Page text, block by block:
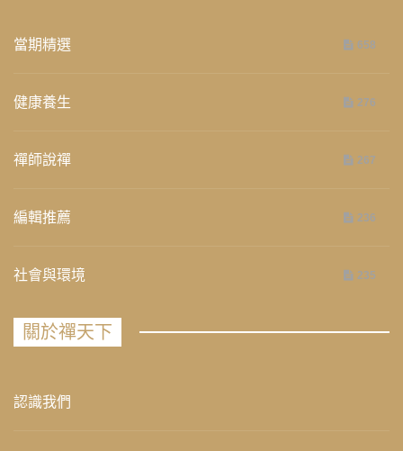
當期精選 658
健康養生 276
禪師說禪 267
編輯推薦 236
社會與環境 235
關於禪天下
認識我們